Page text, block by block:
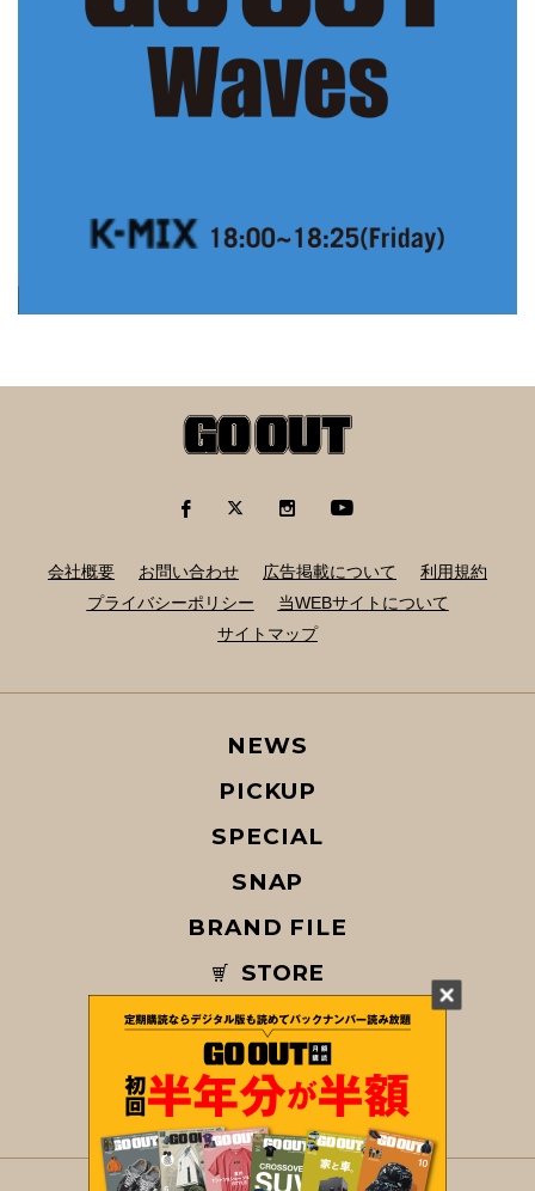
会社概要 お問い合わせ 広告掲載について
利用規約
プライバシーポリシー
当WEBサイトについて
サイトマップ
NEWS
PICKUP
SPECIAL
SNAP
BRAND FILE
STORE
MAGAZINE